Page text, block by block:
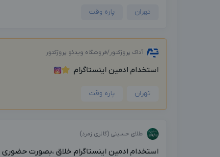
تهران پاره وقت
آداک پروژکتور/فروشگاه ویدئو پروژکتور
استخدام ادمین اینستاگرام
تهران پاره وقت
طلای حسینی (گالری زمرد)
استخدام ادمین اینستاگرام خلاق ،بصورت حضوری